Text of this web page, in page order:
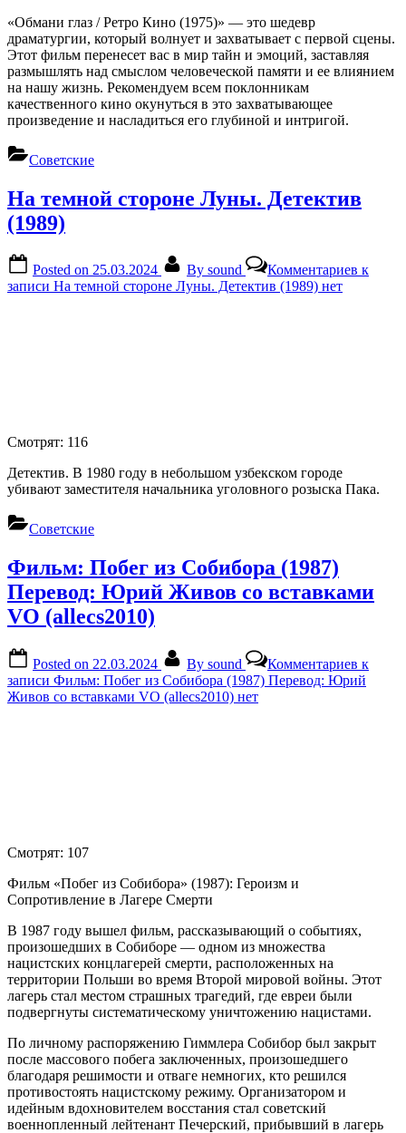
«Обмани глаз / Ретро Кино (1975)» — это шедевр
драматургии, который волнует и захватывает с первой сцены.
Этот фильм перенесет вас в мир тайн и эмоций, заставляя
размышлять над смыслом человеческой памяти и ее влиянием
на нашу жизнь. Рекомендуем всем поклонникам
качественного кино окунуться в это захватывающее
произведение и насладиться его глубиной и интригой.
Советские
На темной стороне Луны. Детектив
(1989)
Posted on 25.03.2024 By sound Комментариев к
записи На темной стороне Луны. Детектив (1989) нет
Смотрят: 116
Детектив. В 1980 году в небольшом узбекском городе
убивают заместителя начальника уголовного розыска Пака.
Советские
Фильм: Побег из Собибора (1987)
Перевод: Юрий Живов со вставками
VO (allecs2010)
Posted on 22.03.2024 By sound Комментариев к
записи Фильм: Побег из Собибора (1987) Перевод: Юрий
Живов со вставками VO (allecs2010) нет
Смотрят: 107
Фильм «Побег из Собибора» (1987): Героизм и
Сопротивление в Лагере Смерти
В 1987 году вышел фильм, рассказывающий о событиях,
произошедших в Собиборе — одном из множества
нацистских концлагерей смерти, расположенных на
территории Польши во время Второй мировой войны. Этот
лагерь стал местом страшных трагедий, где евреи были
подвергнуты систематическому уничтожению нацистами.
По личному распоряжению Гиммлера Собибор был закрыт
после массового побега заключенных, произошедшего
благодаря решимости и отваге немногих, кто решился
противостоять нацистскому режиму. Организатором и
идейным вдохновителем восстания стал советский
военнопленный лейтенант Печерский, прибывший в лагерь